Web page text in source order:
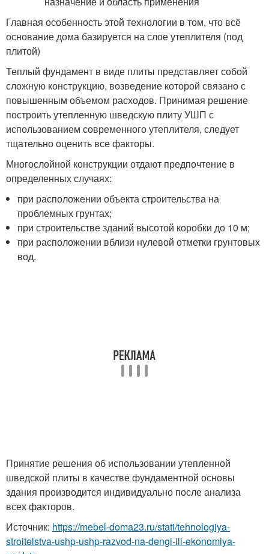
Главная особенность этой технологии в том, что всё
основание дома базируется на слое утеплителя (под
плитой)
Теплый фундамент в виде плиты представляет собой
сложную конструкцию, возведение которой связано с
повышенным объемом расходов. Принимая решение
построить утепленную шведскую плиту УШП с
использованием современного утеплителя, следует
тщательно оценить все факторы.
Многослойной конструкции отдают предпочтение в
определенных случаях:
при расположении объекта строительства на
проблемных грунтах;
при строительстве зданий высотой коробки до 10 м;
при расположении вблизи нулевой отметки грунтовых
вод.
Принятие решения об использовании утепленной
шведской плиты в качестве фундаментной основы
здания производится индивидуально после анализа
всех факторов.
Источник: https://mebel-doma23.ru/stati/tehnologiya-
stroitelstva-ushp-ushp-razvod-na-dengi-ili-ekonomiya-